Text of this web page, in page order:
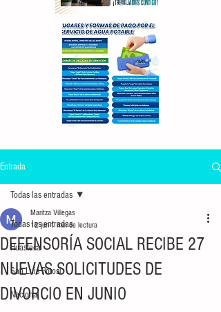
Entrada
Todas las entradas
Huasteca
San Luis Potosí
Nacional
Todas las entradas
DEFENSORÍA SOCIAL RECIBE 27
NUEVAS SOLICITUDES DE
DIVORCIO EN JUNIO
Maritza Villegas
12 jun1 min de lectura